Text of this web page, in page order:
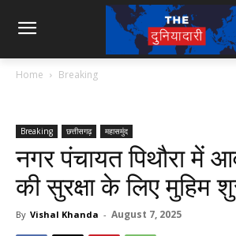
Home Breaking
Breaking छत्तीसगढ़ महासमुंद
नगर पंचायत पिथौरा में
की सुरक्षा के लिए मुहिम
By Vishal Khanda - August 7, 2025